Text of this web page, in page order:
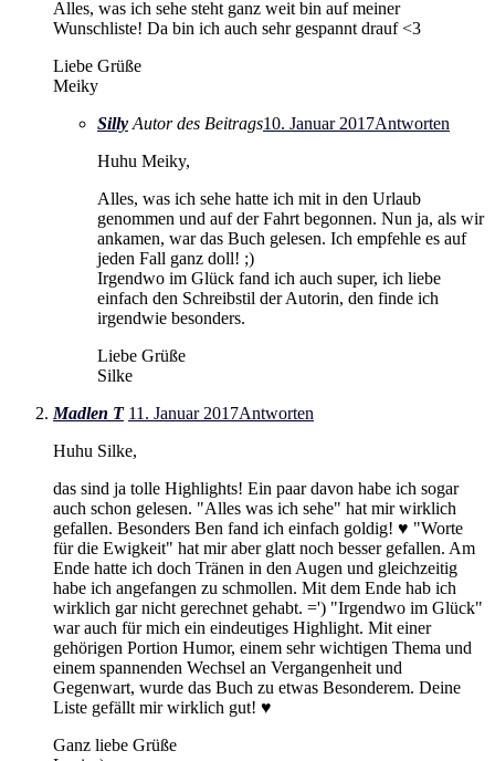
Alles, was ich sehe steht ganz weit bin auf meiner
Wunschliste! Da bin ich auch sehr gespannt drauf <3
Liebe Grüße
Meiky
Silly Autor des Beitrags10. Januar 2017Antworten
Huhu Meiky,
Alles, was ich sehe hatte ich mit in den Urlaub
genommen und auf der Fahrt begonnen. Nun ja, als wir
ankamen, war das Buch gelesen. Ich empfehle es auf
jeden Fall ganz doll! ;)
Irgendwo im Glück fand ich auch super, ich liebe
einfach den Schreibstil der Autorin, den finde ich
irgendwie besonders.
Liebe Grüße
Silke
Madlen T 11. Januar 2017Antworten
Huhu Silke,
das sind ja tolle Highlights! Ein paar davon habe ich sogar
auch schon gelesen. "Alles was ich sehe" hat mir wirklich
gefallen. Besonders Ben fand ich einfach goldig! ♥ "Worte
für die Ewigkeit" hat mir aber glatt noch besser gefallen. Am
Ende hatte ich doch Tränen in den Augen und gleichzeitig
habe ich angefangen zu schmollen. Mit dem Ende hab ich
wirklich gar nicht gerechnet gehabt. =') "Irgendwo im Glück"
war auch für mich ein eindeutiges Highlight. Mit einer
gehörigen Portion Humor, einem sehr wichtigen Thema und
einem spannenden Wechsel an Vergangenheit und
Gegenwart, wurde das Buch zu etwas Besonderem. Deine
Liste gefällt mir wirklich gut! ♥
Ganz liebe Grüße